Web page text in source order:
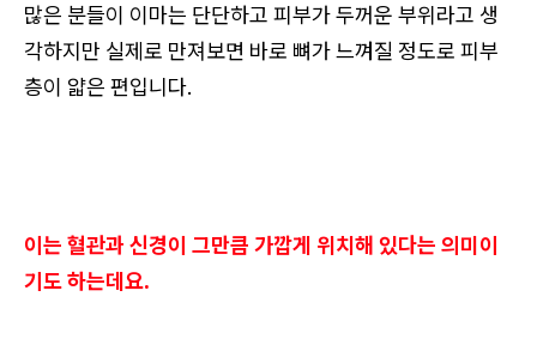
많은 분들이 이마는 단단하고 피부가 두꺼운 부위라고 생
각하지만 실제로 만져보면 바로 뼈가 느껴질 정도로 피부
층이 얇은 편입니다.
이는 혈관과 신경이 그만큼 가깝게 위치해 있다는 의미이
기도 하는데요.